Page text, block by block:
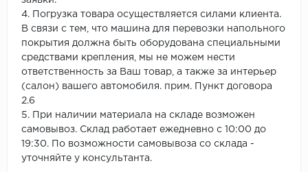
4. Погрузка товара осуществляется силами клиента.
В связи с тем, что машина для перевозки напольного
покрытия должна быть оборудована специальными
средствами крепления, мы не можем нести
ответственность за Ваш товар, а также за интерьер
(салон) вашего автомобиля. прим. Пункт договора
2.6
5. При наличии материала на складе возможен
самовывоз. Склад работает ежедневно с 10:00 до
19:30. По возможности самовывоза со склада -
уточняйте у консультанта.